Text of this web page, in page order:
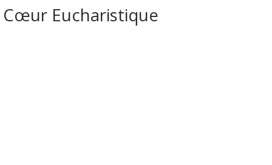
Cœur Eucharistique